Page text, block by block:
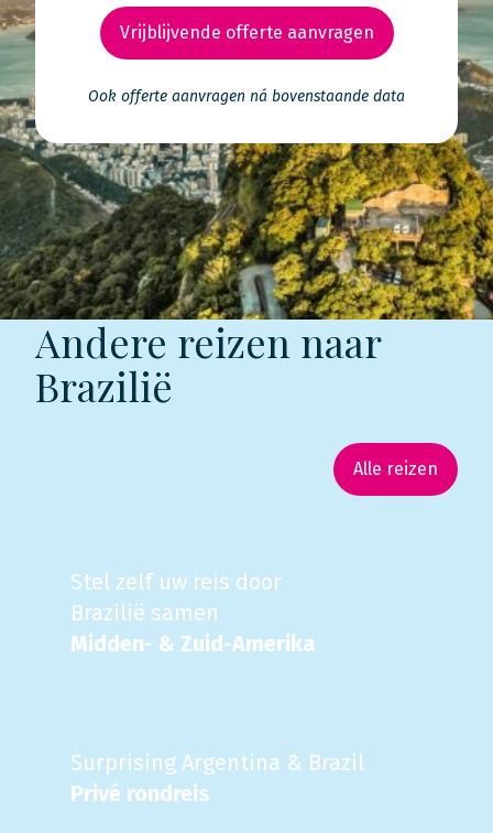
Vrijblijvende offerte aanvragen
Ook offerte aanvragen ná bovenstaande data
Andere reizen naar
Brazilië
Alle reizen
Stel zelf uw reis door
Brazilië samen
Midden- & Zuid-Amerika
Surprising Argentina & Brazil
Privé rondreis